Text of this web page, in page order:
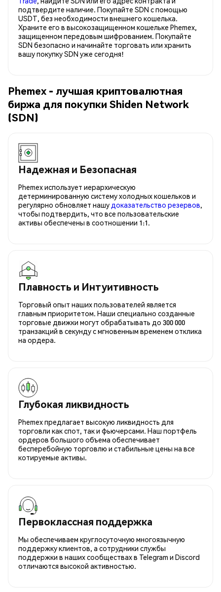
подтвердите наличие. Покупайте SDN с помощью
USDT, без необходимости внешнего кошелька.
Храните его в высокозащищенном кошельке Phemex,
защищенном передовым шифрованием. Покупайте
SDN безопасно и начинайте торговать или хранить
вашу покупку SDN уже сегодня!
Phemex - лучшая криптовалютная
биржа для покупки Shiden Network
(SDN)
Надежная и Безопасная
Phemex использует иерархическую
детерминированную систему холодных кошельков и
регулярно обновляет нашу доказательство резервов,
чтобы подтвердить, что все пользовательские
активы обеспечены в соотношении 1:1.
Плавность и Интуитивность
Торговый опыт наших пользователей является
главным приоритетом. Наши специально созданные
торговые движки могут обрабатывать до 300 000
транзакций в секунду с мгновенным временем отклика
на ордера.
Глубокая ликвидность
Phemex предлагает высокую ликвидность для
торговли как спот, так и фьючерсами. Наш портфель
ордеров большого объема обеспечивает
бесперебойную торговлю и стабильные цены на все
котируемые активы.
Первоклассная поддержка
Мы обеспечиваем круглосуточную многоязычную
поддержку клиентов, а сотрудники службы
поддержки в наших сообществах в Telegram и Discord
отличаются высокой активностью.